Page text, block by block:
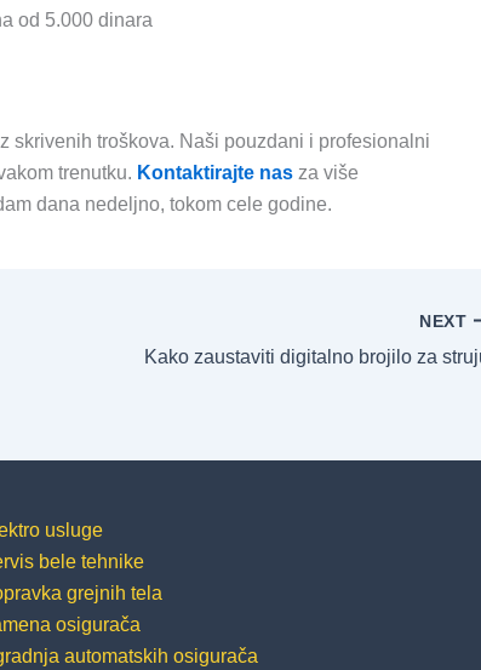
od 5.000 dinara
skrivenih troškova. Naši pouzdani i profesionalni
trenutku. Kontaktirajte nas za više
dana nedeljno, tokom cele godine.
NEXT
Kako zaustaviti digitalno brojilo za
usluge
bele tehnike
grejnih tela
osigurača
automatskih osigurača